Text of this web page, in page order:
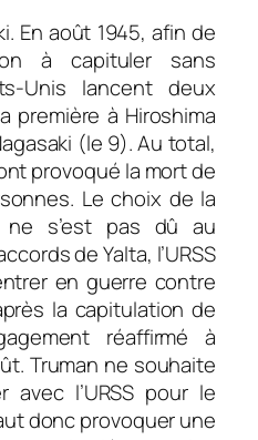
En août 1945, afin de
à capituler sans
Unis lancent deux
première à Hiroshima
(le 9). Au total,
provoqué la mort de
Le choix de la
s’est pas dû au
de Yalta, l’URSS
en guerre contre
la capitulation de
réaffirmé à
Truman ne souhaite
avec l’URSS pour le
donc provoquer une